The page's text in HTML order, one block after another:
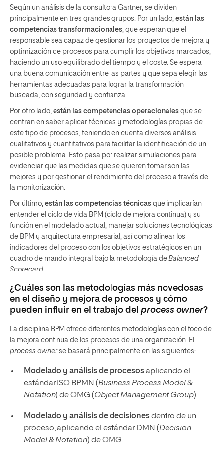
Según un análisis de la consultora Gartner, se dividen
principalmente en tres grandes grupos. Por un lado, están las
competencias transformacionales, que esperan que el
responsable sea capaz de gestionar los proyectos de mejora y
optimización de procesos para cumplir los objetivos marcados,
haciendo un uso equilibrado del tiempo y el coste. Se espera
una buena comunicación entre las partes y que sepa elegir las
herramientas adecuadas para lograr la transformación
buscada, con seguridad y confianza.
Por otro lado, están las competencias operacionales que se
centran en saber aplicar técnicas y metodologías propias de
este tipo de procesos, teniendo en cuenta diversos análisis
cualitativos y cuantitativos para facilitar la identificación de un
posible problema. Esto pasa por realizar simulaciones para
evidenciar que las medidas que se quieren tomar son las
mejores y por gestionar el rendimiento del proceso a través de
la monitorización.
Por último, están las competencias técnicas que implicarían
entender el ciclo de vida BPM (ciclo de mejora continua) y su
función en el modelado actual, manejar soluciones tecnológicas
de BPM y arquitectura empresarial, así como alinear los
indicadores del proceso con los objetivos estratégicos en un
cuadro de mando integral bajo la metodología de Balanced
Scorecard.
¿Cuáles son las metodologías más novedosas
en el diseño y mejora de procesos y cómo
pueden influir en el trabajo del process owner?
La disciplina BPM ofrece diferentes metodologías con el foco de
la mejora continua de los procesos de una organización. El
process ownerse basará principalmente en las siguientes:
Modelado y análisis de procesosaplicando el
estándar ISO BPMN (Business Process Model &
Notation) de OMG (Object Management Group).
Modelado y análisis de decisionesdentro de un
proceso, aplicando el estándar DMN (Decision
Model & Notation) de OMG.